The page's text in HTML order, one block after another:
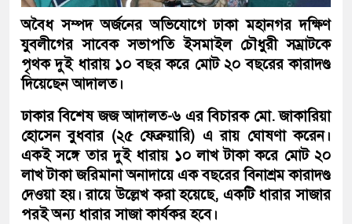
অবৈধ সম্পদ অর্জনের অভিযোগে ঢাকা মহানগর দক্ষিণ
যুবলীগের সাবেক সভাপতি ইসমাইল চৌধুরী সম্রাটকে
পৃথক দুই ধারায় ১০ বছর করে মোট ২০ বছরের কারাদণ্ড
দিয়েছেন আদালত।
ঢাকার বিশেষ জজ আদালত-৬ এর বিচারক মো. জাকারিয়া
হোসেন বুধবার (২৫ ফেব্রুয়ারি) এ রায় ঘোষণা করেন।
একই সঙ্গে তার দুই ধারায় ১০ লাখ টাকা করে মোট ২০
লাখ টাকা জরিমানা অনাদায়ে এক বছরের বিনাশ্রম কারাদণ্ড
দেওয়া হয়। রায়ে উল্লেখ করা হয়েছে, একটি ধারার সাজার
পরই অন্য ধারার সাজা কার্যকর হবে।